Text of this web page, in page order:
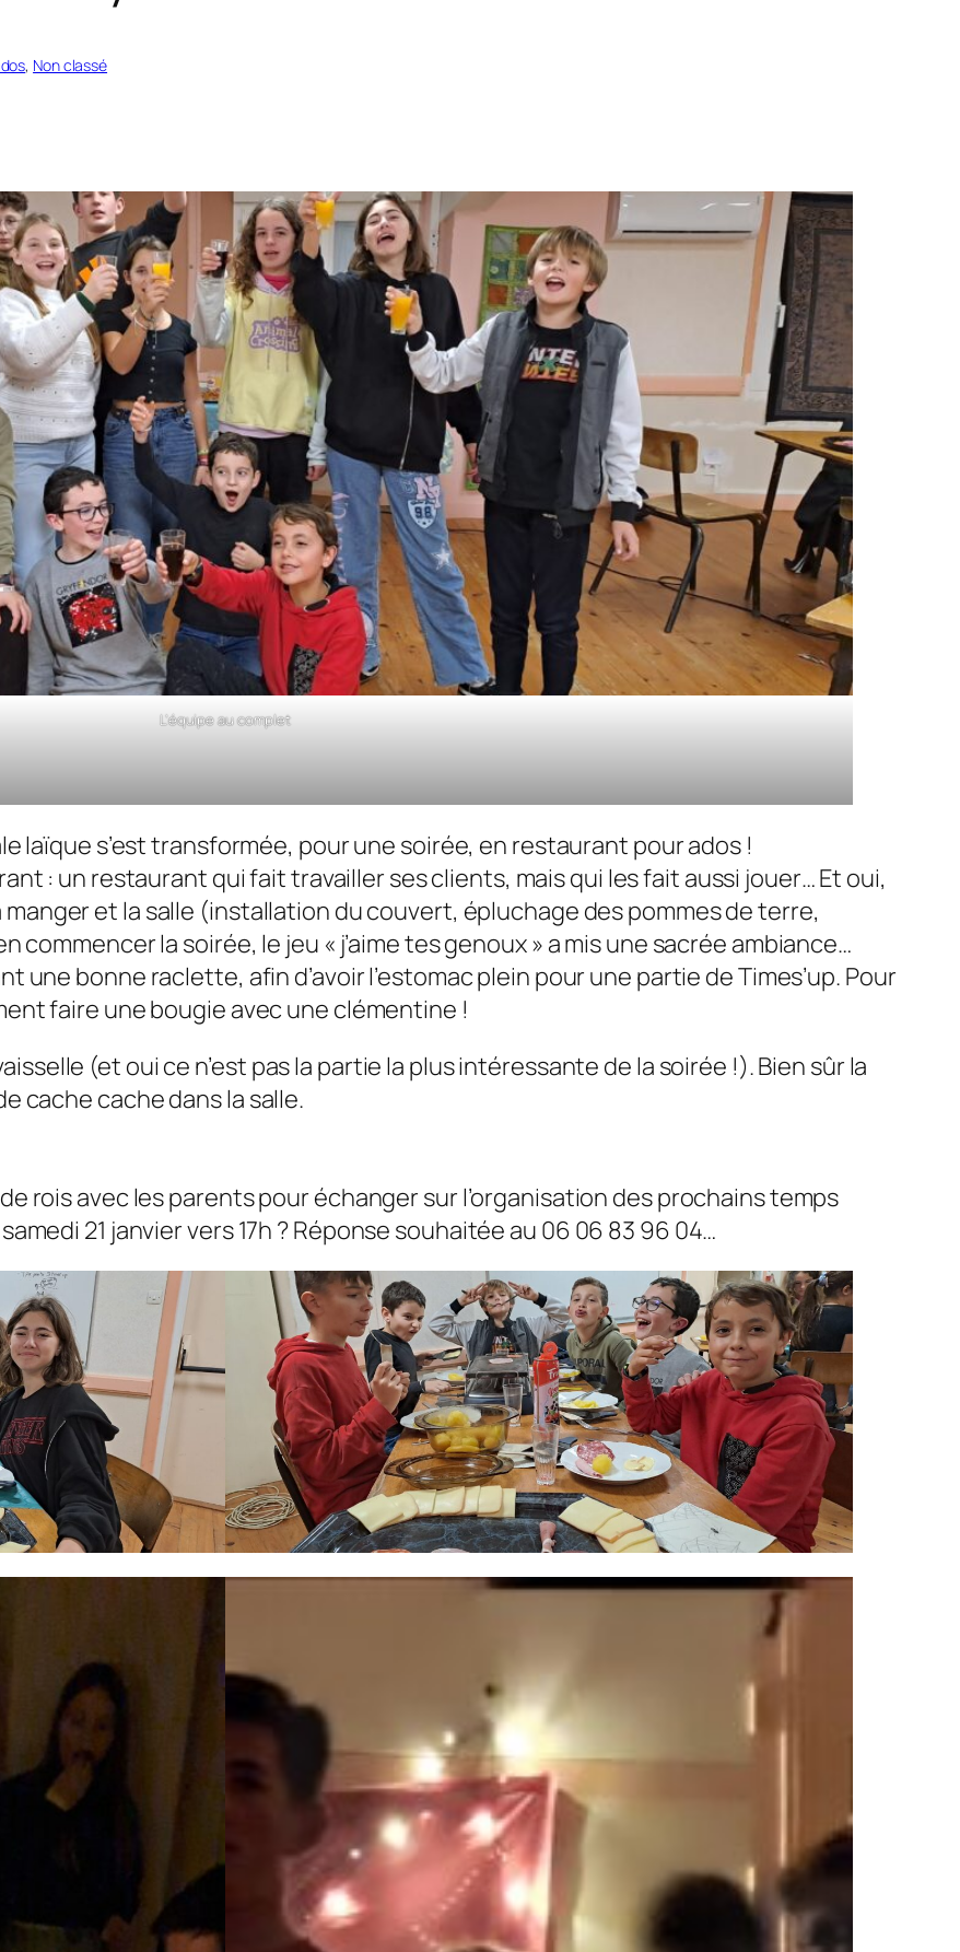
, Non classé
L’équipe au complet
laïque s’est transformée, pour une soirée, en restaurant pour ados !
: un restaurant qui fait travailler ses clients, mais qui les fait aussi jouer… Et oui,
et la salle (installation du couvert, épluchage des pommes de terre,
commencer la soirée, le jeu « j’aime tes genoux » a mis une sacrée ambiance…
bonne raclette, afin d’avoir l’estomac plein pour une partie de Times’up. Pour
faire une bougie avec une clémentine !
(et oui ce n’est pas la partie la plus intéressante de la soirée !). Bien sûr la
cache cache dans la salle.
rois avec les parents pour échanger sur l’organisation des prochains temps
21 janvier vers 17h ? Réponse souhaitée au 06 06 83 96 04…